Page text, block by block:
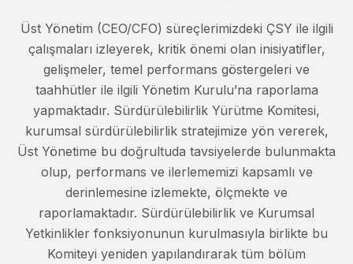
Üst Yönetim (CEO/CFO) süreçlerimizdeki ÇSY ile ilgili
çalışmaları izleyerek, kritik önemi olan inisiyatifler,
gelişmeler, temel performans göstergeleri ve
taahhütler ile ilgili Yönetim Kurulu’na raporlama
yapmaktadır. Sürdürülebilirlik Yürütme Komitesi,
kurumsal sürdürülebilirlik stratejimize yön vererek,
Üst Yönetime bu doğrultuda tavsiyelerde bulunmakta
olup, performans ve ilerlememizi kapsamlı ve
derinlemesine izlemekte, ölçmekte ve
raporlamaktadır. Sürdürülebilirlik ve Kurumsal
Yetkinlikler fonksiyonunun kurulmasıyla birlikte bu
Komiteyi yeniden yapılandırarak tüm bölüm